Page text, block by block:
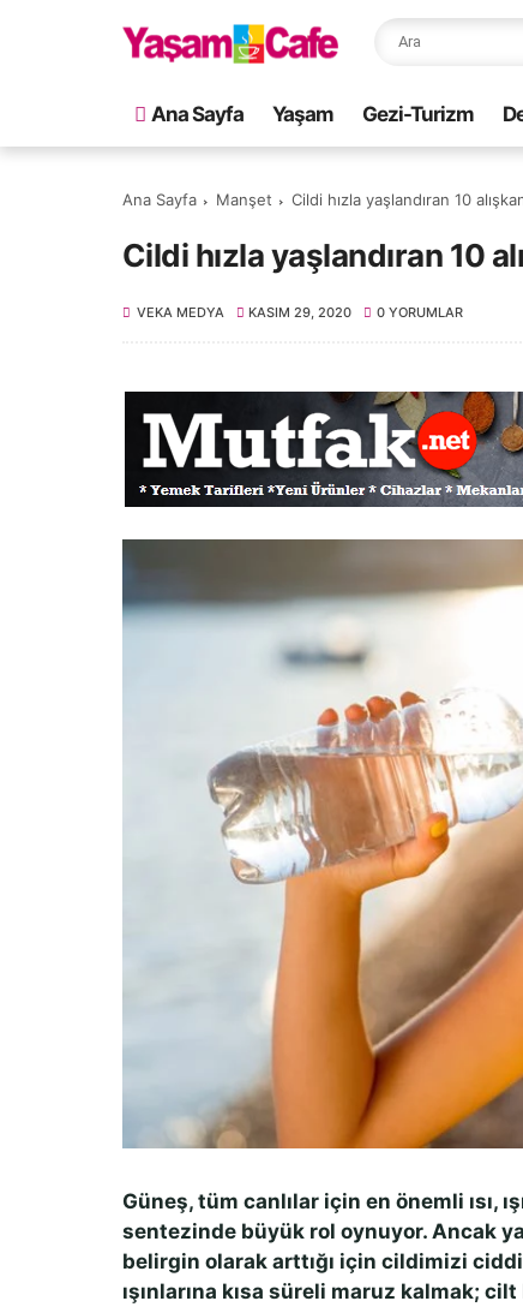
Ana Sayfa Yaşam Gezi-Turizm
Ana Sayfa Manşet Cildi hızla yaşlandıran 10
Cildi hızla yaşlandıran 10
VEKA MEDYA KASIM 29, 2020 0 YORUMLAR
Güneş, tüm canlılar için en önemli ısı,
sentezinde büyük rol oynuyor. Ancak
belirgin olarak arttığı için cildimizi
ışınlarına kısa süreli maruz kalmak;